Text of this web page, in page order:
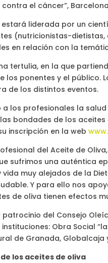
contra el cáncer”,
liderada por un
(nutricionistas-
en relación con la
tertulia, en la que
ponentes y el público.
de los distintos eventos.
a los profesionales la
bondades de los
inscripción en la web
del Aceite de
sufrimos una auténtica
muy alejados de la
Y para ello nos
de oliva tienen efectos
patrocinio del Consejo
Obra Social
de Granada,
los aceites de oliva